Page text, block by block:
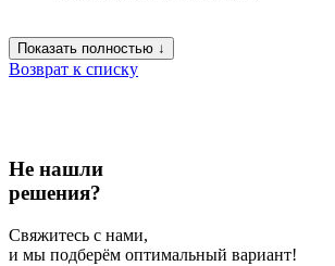
Показать полностью ↓
Возврат к списку
Не нашли
решения?
Свяжитесь с нами,
и мы подберём оптимальный вариант!